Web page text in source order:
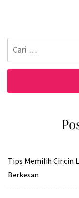
Tips Memilih Cincin
Berkesan